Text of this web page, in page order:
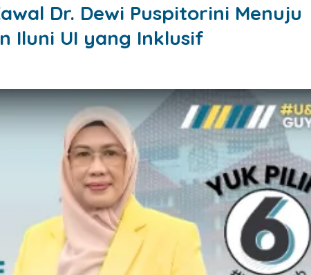
Dr. Dewi Puspitorini Menuju
Iluni UI yang Inklusif